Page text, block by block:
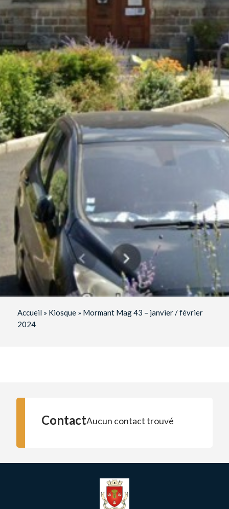
Accueil » Kiosque» Mormant Mag 43 – janvier / février
2024
ContactAucun contact trouvé